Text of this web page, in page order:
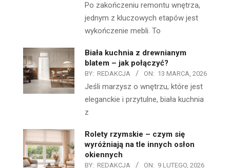
Po zakończeniu remontu wnętrza,
jednym z kluczowych etapów jest
wykończenie mebli. To
Biała kuchnia z drewnianym
blatem – jak połączyć?
BY: REDAKCJA ON: 13 MARCA, 2026
Jeśli marzysz o wnętrzu, które jest
eleganckie i przytulne, biała kuchnia
z
Rolety rzymskie – czym się
wyróżniają na tle innych osłon
okiennych
BY: REDAKCJA ON: 9 LUTEGO, 2026